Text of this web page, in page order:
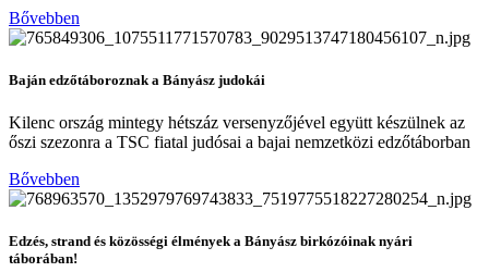
Bővebben
Baján edzőtáboroznak a Bányász judokái
Kilenc ország mintegy hétszáz versenyzőjével együtt készülnek az
őszi szezonra a TSC fiatal judósai a bajai nemzetközi edzőtáborban
Bővebben
Edzés, strand és közösségi élmények a Bányász birkózóinak nyári
táborában!